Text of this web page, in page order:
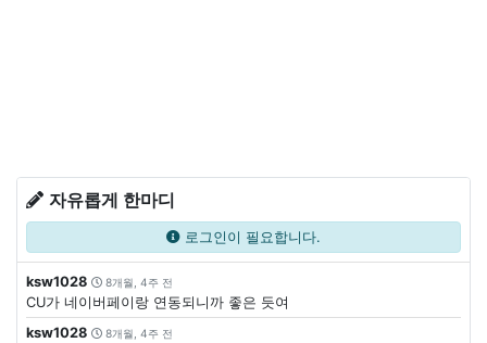
자유롭게 한마디
로그인이 필요합니다.
ksw1028 8개월, 4주 전
CU가 네이버페이랑 연동되니까 좋은 듯여
ksw1028
8개월, 4주 전